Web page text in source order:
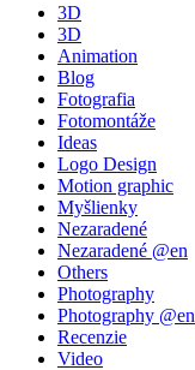
3D
3D
Animation
Blog
Fotografia
Fotomontáže
Ideas
Logo Design
Motion graphic
Myšlienky
Nezaradené
Nezaradené @en
Others
Photography
Photography @en
Recenzie
Video